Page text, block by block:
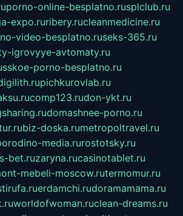
porno-online-besplatno.rusplclub.ru
expo.ruribery.rucleanmedicine.ru
video-besplatno.ruseks-365.ru
igrovyye-avtomaty.ru
porno-besplatno.ru
pichkurovlab.ru
comp123.rudon-ykt.ru
domashnee-porno.ru
biz-doska.rumetropoltravel.ru
media.rurostotsky.ru
bet.ruzaryna.rucasinotablet.ru
mebeli-moscow.rutermomur.ru
erdamchi.rudoramamama.ru
worldofwoman.ruclean-dreams.ru